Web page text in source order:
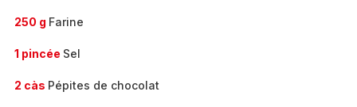
250 g Farine
1 pincée Sel
2 càs Pépites de chocolat